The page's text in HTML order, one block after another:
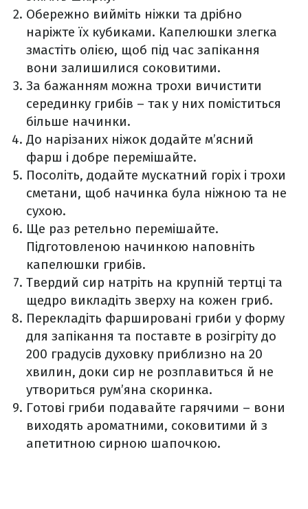
Обережно вийміть ніжки та дрібно
наріжте їх кубиками. Капелюшки злегка
змастіть олією, щоб під час запікання
вони залишилися соковитими.
За бажанням можна трохи вичистити
серединку грибів – так у них поміститься
більше начинки.
До нарізаних ніжок додайте м’ясний
фарш і добре перемішайте.
Посоліть, додайте мускатний горіх і трохи
сметани, щоб начинка була ніжною та не
сухою.
Ще раз ретельно перемішайте.
Підготовленою начинкою наповніть
капелюшки грибів.
Твердий сир натріть на крупній тертці та
щедро викладіть зверху на кожен гриб.
Перекладіть фаршировані гриби у форму
для запікання та поставте в розігріту до
200 градусів духовку приблизно на 20
хвилин, доки сир не розплавиться й не
утвориться рум’яна скоринка.
Готові гриби подавайте гарячими – вони
виходять ароматними, соковитими й з
апетитною сирною шапочкою.